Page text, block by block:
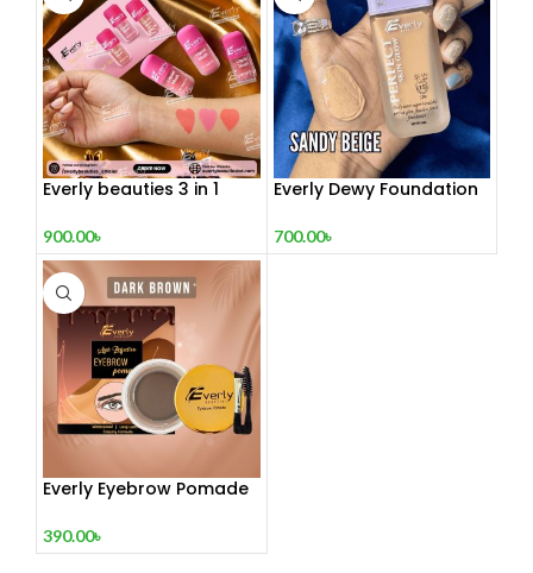
Everly beauties 3 in 1
900.00৳
Everly Dewy Foundation
700.00৳
Everly Eyebrow Pomade
390.00৳